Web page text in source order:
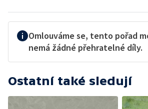
Omlouváme se, tento pořad
nemá žádné přehratelné díly.
Ostatní také sledují